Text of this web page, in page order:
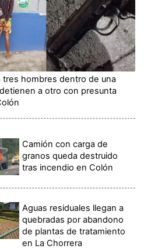
tres hombres dentro de una
a otro con presunta
Camión con carga de
granos queda destruido
tras incendio en Colón
Aguas residuales llegan a
quebradas por abandono
de plantas de tratamiento
en La Chorrera